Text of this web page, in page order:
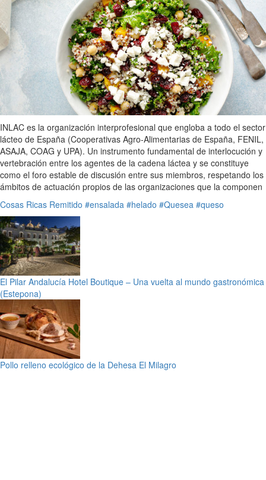
INLAC es la organización interprofesional que engloba a todo el sector
lácteo de España (Cooperativas Agro-Alimentarias de España, FENIL,
ASAJA, COAG y UPA). Un instrumento fundamental de interlocución y
vertebración entre los agentes de la cadena láctea y se constituye
como el foro estable de discusión entre sus miembros, respetando los
ámbitos de actuación propios de las organizaciones que la componen
Cosas Ricas Remitido #ensalada #helado #Quesea #queso
El Pilar Andalucía Hotel Boutique – Una vuelta al mundo gastronómica
(Estepona)
Pollo relleno ecológico de la Dehesa El Milagro